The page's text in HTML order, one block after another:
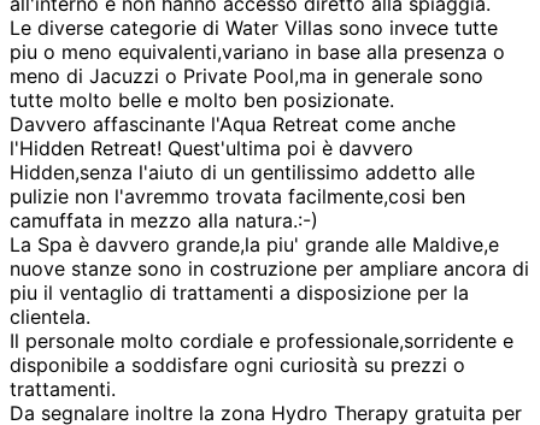
Le diverse categorie di Water Villas sono invece tutte
piu o meno equivalenti,variano in base alla presenza o
meno di Jacuzzi o Private Pool,ma in generale sono
tutte molto belle e molto ben posizionate.
Davvero affascinante l'Aqua Retreat come anche
l'Hidden Retreat! Quest'ultima poi è davvero
Hidden,senza l'aiuto di un gentilissimo addetto alle
pulizie non l'avremmo trovata facilmente,cosi ben
camuffata in mezzo alla natura.:-)
La Spa è davvero grande,la piu' grande alle Maldive,e
nuove stanze sono in costruzione per ampliare ancora di
piu il ventaglio di trattamenti a disposizione per la
clientela.
Il personale molto cordiale e professionale,sorridente e
disponibile a soddisfare ogni curiosità su prezzi o
trattamenti.
Da segnalare inoltre la zona Hydro Therapy gratuita per